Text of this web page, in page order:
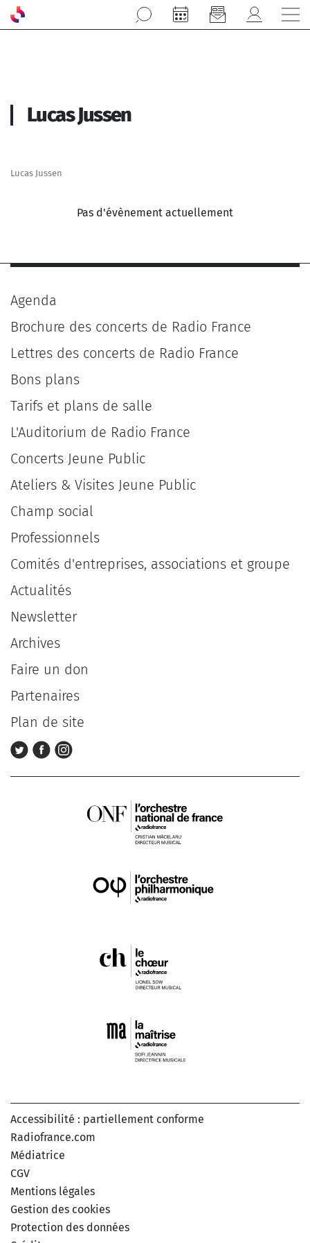
Aller au contenu principal
Lucas Jussen
Lucas Jussen
Pas d'évènement actuellement
Agenda
Brochure des concerts de Radio France
Lettres des concerts de Radio France
Bons plans
Tarifs et plans de salle
L'Auditorium de Radio France
Concerts Jeune Public
Ateliers & Visites Jeune Public
Champ social
Professionnels
Comités d'entreprises, associations et groupe
Actualités
Newsletter
Archives
Faire un don
Partenaires
Plan de site
Accessibilité : partiellement conforme
Radiofrance.com
Médiatrice
CGV
Mentions légales
Gestion des cookies
Protection des données